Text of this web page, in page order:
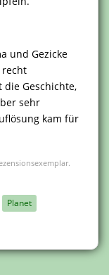
und Gezicke
recht
Geschichte,
sehr
kam für
Planet